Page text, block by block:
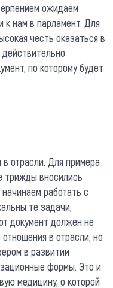
ожидаем
к нам в парламент. Для
честь оказаться в
по которому будет
отрасли. Для примера
трижды вносились
работать с
те задачи,
документ должен не
в отрасли, но
в развитии
формы. Это и
медицину, о которой